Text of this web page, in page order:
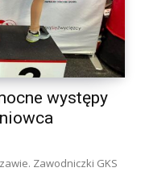
występy
Zawodniczki GKS